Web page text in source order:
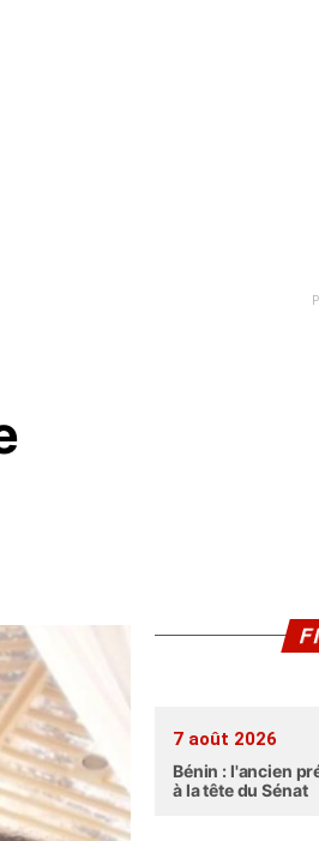
7 août 2026
Bénin : l'ancien
à la tête du Sénat